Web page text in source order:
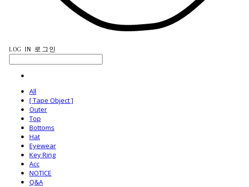
LOG IN 로그인
All
[ Tape Object ]
Outer
Top
Bottoms
Hat
Eyewear
Key Ring
Acc
NOTICE
Q&A